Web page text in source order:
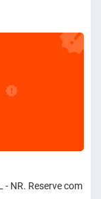
- NR. Reserve com